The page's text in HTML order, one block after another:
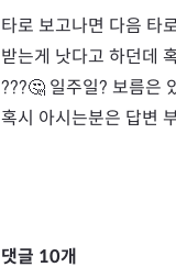
타로 보고나면 다음 타
받는게 낫다고 하던데
???🤔 일주일? 보름은
혹시 아시는분은 답변
댓글 10개